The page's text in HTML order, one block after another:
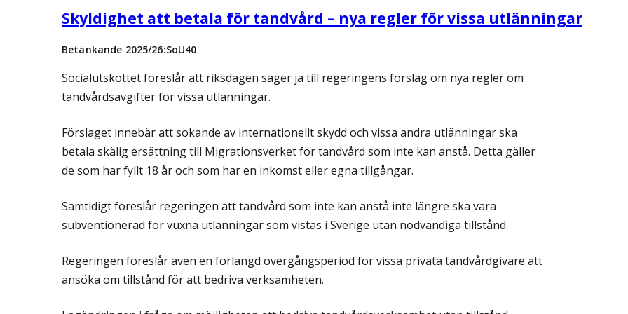
Skyldighet att betala för tandvård – nya regler för vissa utlänningar
Betänkande 2025/26:SoU40
Socialutskottet föreslår att riksdagen säger ja till regeringens förslag om nya regler om
tandvårdsavgifter för vissa utlänningar.
Förslaget innebär att sökande av internationellt skydd och vissa andra utlänningar ska
betala skälig ersättning till Migrationsverket för tandvård som inte kan anstå. Detta gäller
de som har fyllt 18 år och som har en inkomst eller egna tillgångar.
Samtidigt föreslår regeringen att tandvård som inte kan anstå inte längre ska vara
subventionerad för vuxna utlänningar som vistas i Sverige utan nödvändiga tillstånd.
Regeringen föreslår även en förlängd övergångsperiod för vissa privata tandvårdgivare att
ansöka om tillstånd för att bedriva verksamheten.